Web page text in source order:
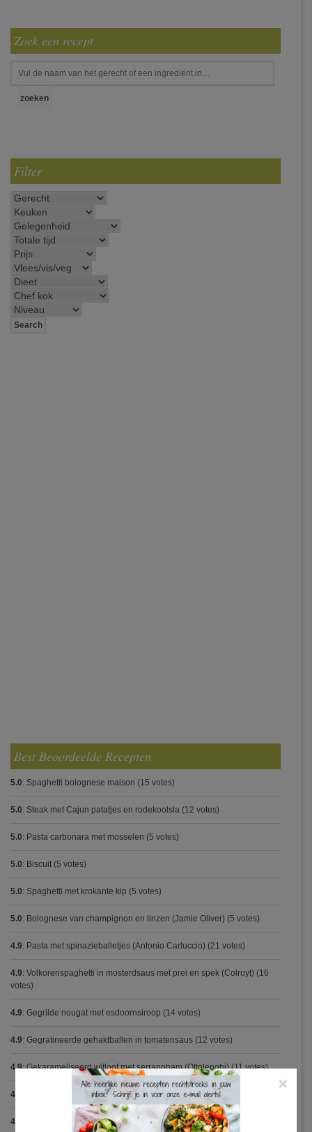
Zoek een recept
Filter
Best Beoordeelde Recepten
5.0: Spaghetti bolognese maison (15 votes)
5.0: Steak met Cajun patatjes en rodekoolsla (12 votes)
5.0: Pasta carbonara met mosselen (5 votes)
5.0: Biscuit (5 votes)
5.0: Spaghetti met krokante kip (5 votes)
5.0: Bolognese van champignon en linzen (Jamie Oliver) (5 votes)
4.9: Pasta met spinazieballetjes (Antonio Carluccio) (21 votes)
4.9: Volkorenspaghetti in mosterdsaus met prei en spek (Colruyt) (16
votes)
4.9: Gegrilde nougat met esdoornsiroop (14 votes)
4.9: Gegratineerde gehaktballen in tomatensaus (12 votes)
4.9:Gekarameliseerd witloof met serranoham (Ottolenghi)(11 votes)
4.9 Pizza chicken BBQ(11 votes)
4.9 Steak chimichurri (Gordon Ramsay) (10 votes)
×